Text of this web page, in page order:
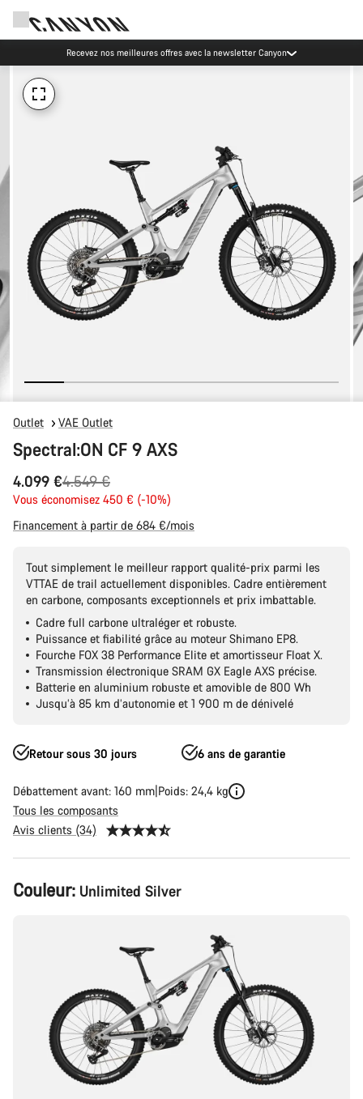
Recevez nos meilleures offres avec la newsletter Canyon
Outlet VAE Outlet
Spectral:ON CF 9 AXS
4.099 €
Prix
d’origine
4.549 €
Vous économisez 450 € (-10%)
Financement à partir de 684 €/mois
Tout simplement le meilleur rapport qualité-prix parmi les
VTTAE de trail actuellement disponibles. Cadre entièrement
en carbone, composants exceptionnels et prix imbattable.
Cadre full carbone ultraléger et robuste.
Puissance et fiabilité grâce au moteur Shimano EP8.
Fourche FOX 38 Performance Elite et amortisseur Float X.
Transmission électronique SRAM GX Eagle AXS précise.
Batterie en aluminium robuste et amovible de 800 Wh
Jusqu’à 85 km d’autonomie et 1 900 m de dénivelé
Retour sous 30 jours 6 ans de garantie
Débattement avant: 160 mm Poids: 24,4 kg
Tous les composants
Avis clients (34)
Configuration
du
Couleur: Unlimited Silver